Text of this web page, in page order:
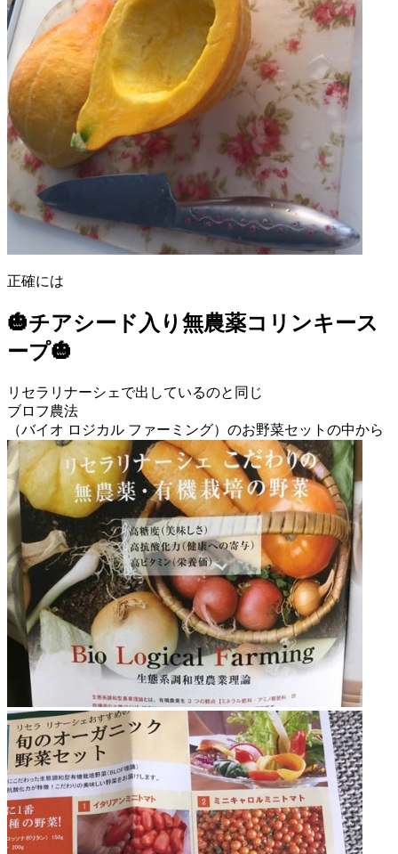
正確には
🎃チアシード入り無農薬コリンキース
ープ🎃
リセラリナーシェで出しているのと同じ
ブロフ農法
（バイオ ロジカル ファーミング）のお野菜セットの中から